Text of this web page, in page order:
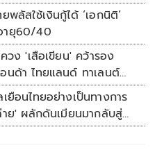
พลัสใช้เงินกู้ได้ ‘เอกนิติ’
ายุ60/40
ง 'เสือเขียน' คว้ารอง
นด้า ไทยแลนด์ ทาเลนต์
อนไทยอย่างเป็นทางการ
ย' ผลักดันเมียนมากลับสู่